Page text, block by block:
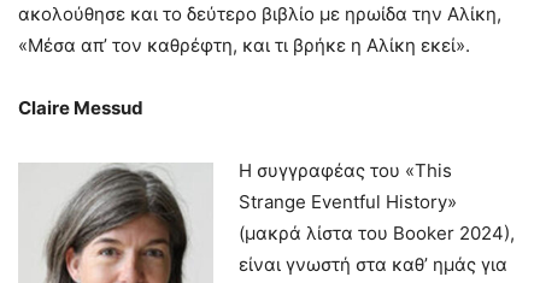
ακολούθησε και το δεύτερο βιβλίο με ηρωίδα την Αλίκη,
«Μέσα απ’ τον καθρέφτη, και τι βρήκε η Αλίκη εκεί».
Claire Messud
Η συγγραφέας του «This
Strange Eventful History»
(μακρά λίστα του Booker 2024),
είναι γνωστή στα καθ’ ημάς για